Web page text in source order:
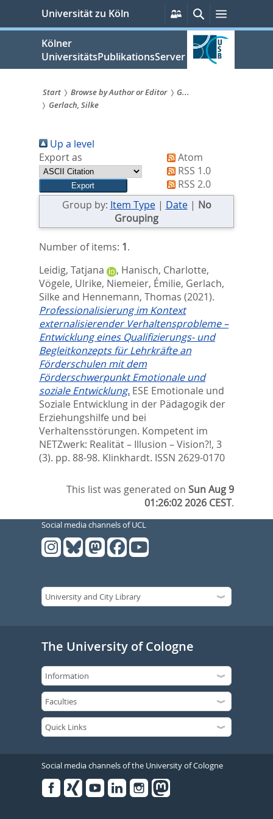
springen
Universität zu Köln
Persönliche
Services
SucheMenü
Kölner
UniversitätsPublikationsServer
Sie
sind
hier:
Start Browse by Author or Editor
G...
Gerlach, Silke
Up a level
Export as
Atom
RSS 1.0
RSS 2.0
Group by: Item Type| Date| No
Grouping
Number of items: 1.
Leidig, Tatjana
, Hanisch, Charlotte,
Vögele, Ulrike, Niemeier, Émilie, Gerlach,
Silke and Hennemann, Thomas (2021).
Professionalisierung im Kontext
externalisierender Verhaltensprobleme –
Entwicklung eines Qualifizierungs- und
Begleitkonzepts für Lehrkräfte an
Förderschulen mit dem
Förderschwerpunkt Emotionale und
soziale Entwicklung. ESE Emotionale und
Soziale Entwicklung in der Pädagogik der
Erziehungshilfe und bei
Verhaltensstörungen. Kompetent im
NETZwerk: Realität – Illusion – Vision?!, 3
(3). pp. 88-98. Klinkhardt. ISSN 2629-0170
This list was generated onSun Aug 9
01:26:02 2026 CEST.
Social media channels of UCL
The University of Cologne
Social media channels of the University of Cologne